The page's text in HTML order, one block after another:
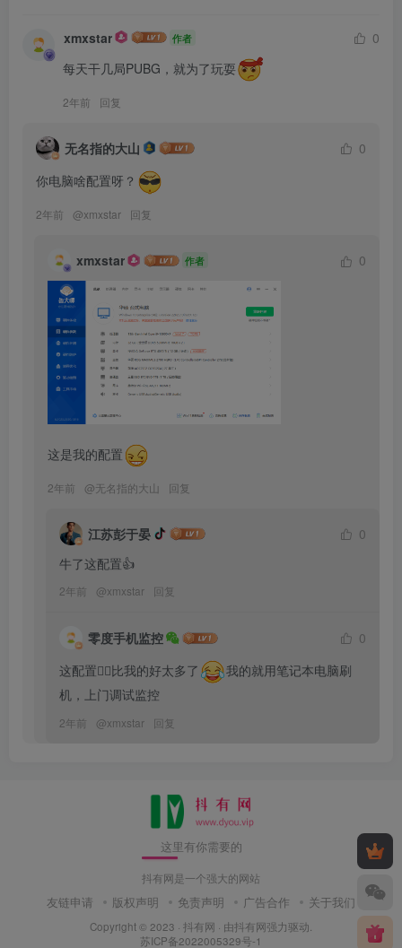
xmxstar 作者
0
每天干几局PUBG，就为了玩耍
2年前 回复
无名指的大山
0
你电脑啥配置呀？
2年前 @xmxstar 回复
xmxstar 作者 0
这是我的配置
2年前 @无名指的大山 回复
江苏彭于晏
0
牛了这配置👍
2年前 @xmxstar 回复
零度手机监控
0
这配置🤦‍♂️比我的好太多了
我的就用笔记本电脑刷
机，上门调试监控
2年前 @xmxstar 回复
这里有你需要的
抖有网是一个强大的网站
友链申请 版权声明 免责声明 广告合作 关于我们
Copyright © 2023 · 抖有网 · 由抖有网强力驱动.
苏ICP备2022005329号-1